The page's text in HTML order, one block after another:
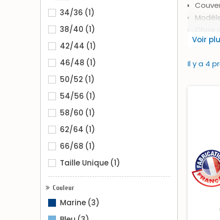
34/36 (1)
38/40 (1)
42/44 (1)
46/48 (1)
50/52 (1)
54/56 (1)
58/60 (1)
62/64 (1)
66/68 (1)
Taille Unique (1)
Couleur
Marine (3)
Nos
Voir
Il y a 4